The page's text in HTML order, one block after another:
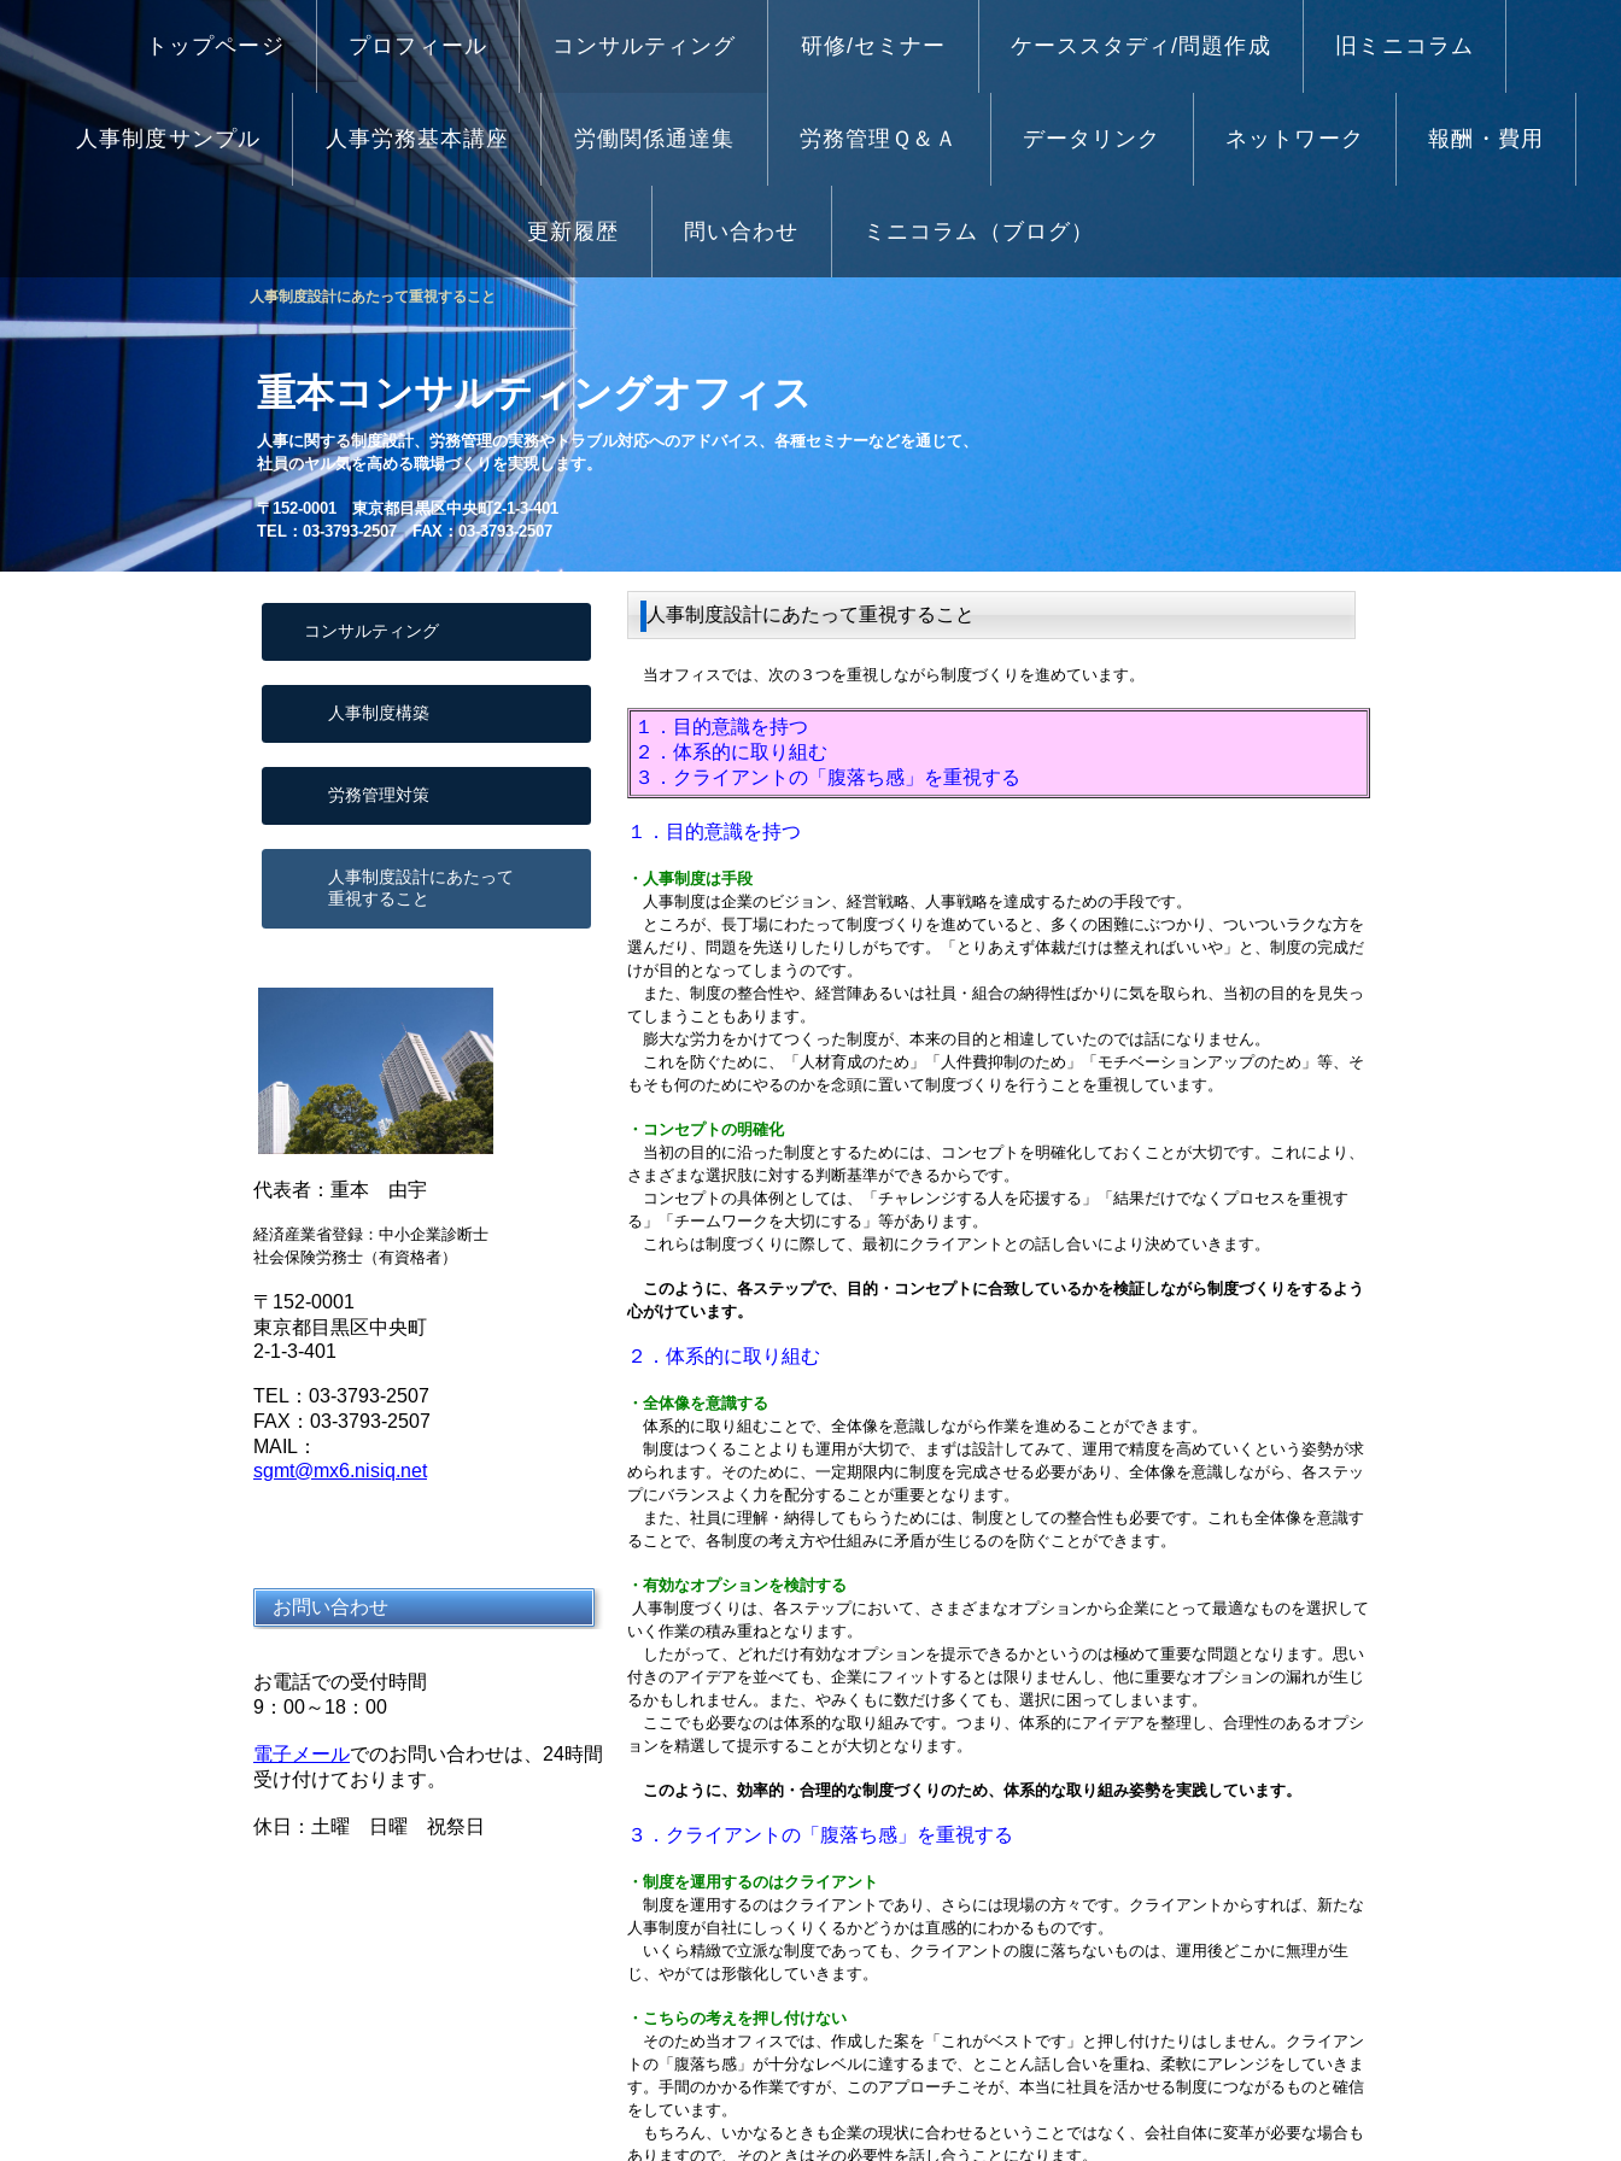
トップページ プロフィール コンサルティング 研修/セミナー ケーススタディ/問題作成 旧ミニコラム
人事制度サンプル 人事労務基本講座 労働関係通達集 労務管理Ｑ＆Ａ データリンク ネットワーク 報酬・費用
更新履歴 問い合わせ ミニコラム（ブログ）
人事制度設計にあたって重視すること
重本コンサルティングオフィス
人事に関する制度設計、労務管理の実務やトラブル対応へのアドバイス、各種セミナーなどを通じて、
社員のヤル気を高める職場づくりを実現します。
〒152-0001 東京都目黒区中央町2-1-3-401
TEL：03-3793-2507 FAX：03-3793-2507
コンサルティング
人事制度構築
労務管理対策
人事制度設計にあたって
重視すること
代表者：重本 由宇
経済産業省登録：中小企業診断士
社会保険労務士（有資格者）
〒152-0001
東京都目黒区中央町
2-1-3-401
TEL：03-3793-2507
FAX：03-3793-2507
MAIL：
sgmt@mx6.nisiq.net
お問い合わせ
お電話での受付時間
9：00～18：00
電子メールでのお問い合わせは、24時間
受け付けております。
休日：土曜 日曜 祝祭日
人事制度設計にあたって重視すること
当オフィスでは、次の３つを重視しながら制度づくりを進めています。
１．目的意識を持つ
２．体系的に取り組む
３．クライアントの「腹落ち感」を重視する
１．目的意識を持つ
・人事制度は手段
人事制度は企業のビジョン、経営戦略、人事戦略を達成するための手段です。
ところが、長丁場にわたって制度づくりを進めていると、多くの困難にぶつかり、ついついラクな方を
選んだり、問題を先送りしたりしがちです。「とりあえず体裁だけは整えればいいや」と、制度の完成だ
けが目的となってしまうのです。
また、制度の整合性や、経営陣あるいは社員・組合の納得性ばかりに気を取られ、当初の目的を見失っ
てしまうこともあります。
膨大な労力をかけてつくった制度が、本来の目的と相違していたのでは話になりません。
これを防ぐために、「人材育成のため」「人件費抑制のため」「モチベーションアップのため」等、そ
もそも何のためにやるのかを念頭に置いて制度づくりを行うことを重視しています。
・コンセプトの明確化
当初の目的に沿った制度とするためには、コンセプトを明確化しておくことが大切です。これにより、
さまざまな選択肢に対する判断基準ができるからです。
コンセプトの具体例としては、「チャレンジする人を応援する」「結果だけでなくプロセスを重視す
る」「チームワークを大切にする」等があります。
これらは制度づくりに際して、最初にクライアントとの話し合いにより決めていきます。
このように、各ステップで、目的・コンセプトに合致しているかを検証しながら制度づくりをするよう
心がけています。
２．体系的に取り組む
・全体像を意識する
体系的に取り組むことで、全体像を意識しながら作業を進めることができます。
制度はつくることよりも運用が大切で、まずは設計してみて、運用で精度を高めていくという姿勢が求
められます。そのために、一定期限内に制度を完成させる必要があり、全体像を意識しながら、各ステッ
プにバランスよく力を配分することが重要となります。
また、社員に理解・納得してもらうためには、制度としての整合性も必要です。これも全体像を意識す
ることで、各制度の考え方や仕組みに矛盾が生じるのを防ぐことができます。
・有効なオプションを検討する
人事制度づくりは、各ステップにおいて、さまざまなオプションから企業にとって最適なものを選択して
いく作業の積み重ねとなります。
したがって、どれだけ有効なオプションを提示できるかというのは極めて重要な問題となります。思い
付きのアイデアを並べても、企業にフィットするとは限りませんし、他に重要なオプションの漏れが生じ
るかもしれません。また、やみくもに数だけ多くても、選択に困ってしまいます。
ここでも必要なのは体系的な取り組みです。つまり、体系的にアイデアを整理し、合理性のあるオプシ
ョンを精選して提示することが大切となります。
このように、効率的・合理的な制度づくりのため、体系的な取り組み姿勢を実践しています。
３．クライアントの「腹落ち感」を重視する
・制度を運用するのはクライアント
制度を運用するのはクライアントであり、さらには現場の方々です。クライアントからすれば、新たな
人事制度が自社にしっくりくるかどうかは直感的にわかるものです。
いくら精緻で立派な制度であっても、クライアントの腹に落ちないものは、運用後どこかに無理が生
じ、やがては形骸化していきます。
・こちらの考えを押し付けない
そのため当オフィスでは、作成した案を「これがベストです」と押し付けたりはしません。クライアン
トの「腹落ち感」が十分なレベルに達するまで、とことん話し合いを重ね、柔軟にアレンジをしていきま
す。手間のかかる作業ですが、このアプローチこそが、本当に社員を活かせる制度につながるものと確信
をしています。
もちろん、いかなるときも企業の現状に合わせるということではなく、会社自体に変革が必要な場合も
ありますので、そのときはその必要性を話し合うことになります。